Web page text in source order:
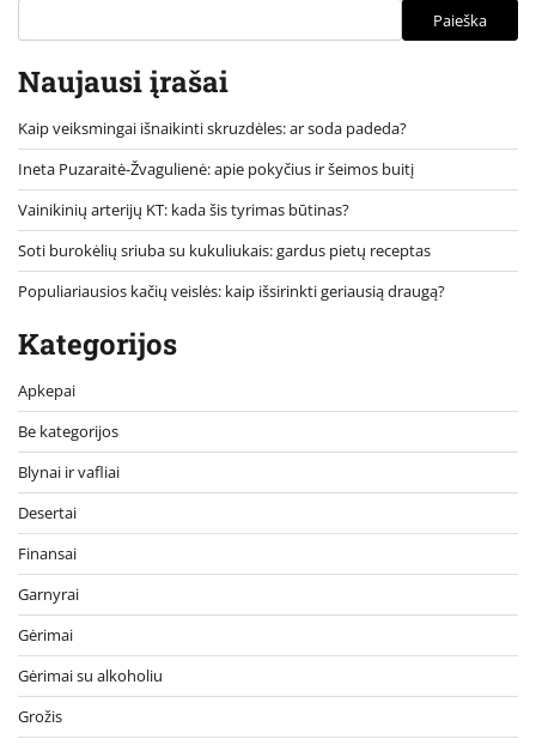
Paieška
Naujausi įrašai
Kaip veiksmingai išnaikinti skruzdėles: ar soda padeda?
Ineta Puzaraitė-Žvagulienė: apie pokyčius ir šeimos buitį
Vainikinių arterijų KT: kada šis tyrimas būtinas?
Soti burokėlių sriuba su kukuliukais: gardus pietų receptas
Populiariausios kačių veislės: kaip išsirinkti geriausią draugą?
Kategorijos
Apkepai
Be kategorijos
Blynai ir vafliai
Desertai
Finansai
Garnyrai
Gėrimai
Gėrimai su alkoholiu
Grožis